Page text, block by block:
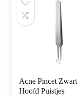
Acne Pincet Zwart
Hoofd Puistjes